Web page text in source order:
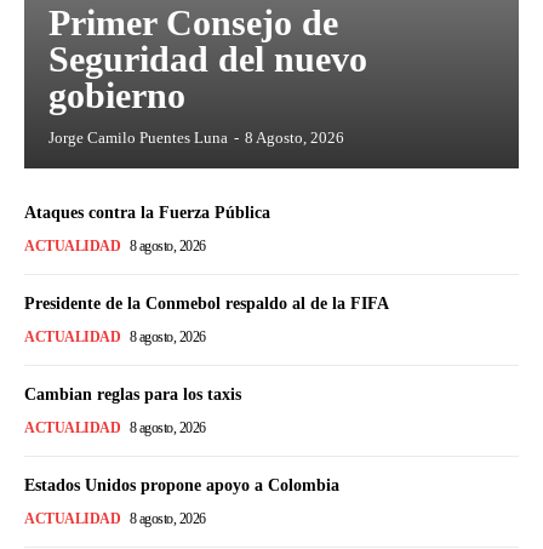
Primer Consejo de
Seguridad del nuevo
gobierno
Jorge Camilo Puentes Luna - 8 Agosto, 2026
Ataques contra la Fuerza Pública
ACTUALIDAD 8 agosto, 2026
Presidente de la Conmebol respaldo al de la FIFA
ACTUALIDAD 8 agosto, 2026
Cambian reglas para los taxis
ACTUALIDAD 8 agosto, 2026
Estados Unidos propone apoyo a Colombia
ACTUALIDAD 8 agosto, 2026